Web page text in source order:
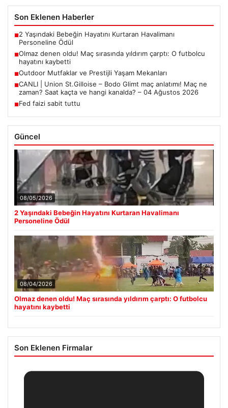
Son Eklenen Haberler
■2 Yaşındaki Bebeğin Hayatını Kurtaran Havalimanı
Personeline Ödül
■Olmaz denen oldu! Maç sırasında yıldırım çarptı: O futbolcu
hayatını kaybetti
■Outdoor Mutfaklar ve Prestijli Yaşam Mekanları
■CANLI | Union St.Gilloise – Bodo Glimt maç anlatımı! Maç ne
zaman? Saat kaçta ve hangi kanalda? – 04 Ağustos 2026
■Fed faizi sabit tuttu
Güncel
08/05/2026
2 Yaşındaki Bebeğin Hayatını Kurtaran Havalimanı
Personeline Ödül
08/04/2026
Olmaz denen oldu! Maç sırasında yıldırım çarptı: O futbolcu
hayatını kaybetti
Son Eklenen Firmalar